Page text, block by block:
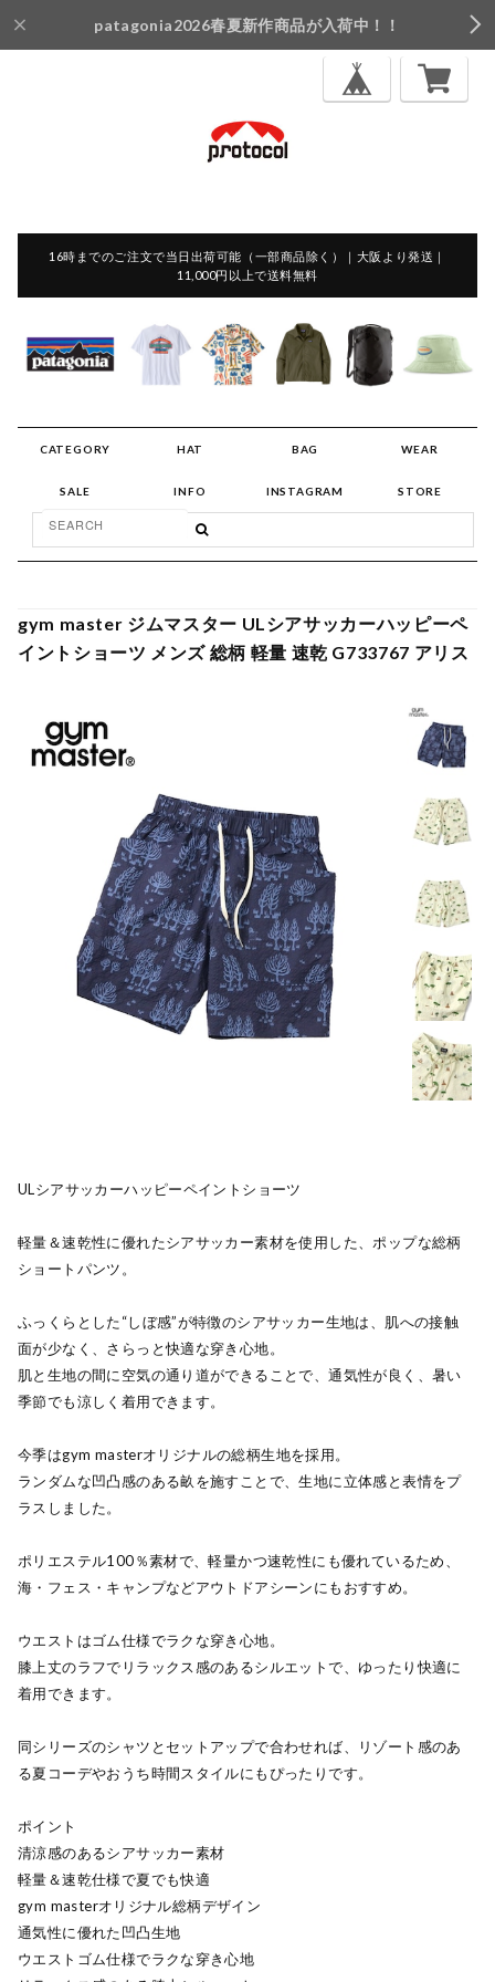
patagonia2026春夏新作商品が入荷中！！
16時までのご注文で当日出荷可能（一部商品除く）｜大阪より発送｜
11,000円以上で送料無料
CATEGORY HAT BAG WEAR
SALE INFO INSTAGRAM STORE
gym master ジムマスター ULシアサッカーハッピーペ
イントショーツ メンズ 総柄 軽量 速乾 G733767 アリス
ULシアサッカーハッピーペイントショーツ
軽量＆速乾性に優れたシアサッカー素材を使用した、ポップな総柄
ショートパンツ。
ふっくらとした“しぼ感”が特徴のシアサッカー生地は、肌への接触
面が少なく、さらっと快適な穿き心地。
肌と生地の間に空気の通り道ができることで、通気性が良く、暑い
季節でも涼しく着用できます。
今季はgym masterオリジナルの総柄生地を採用。
ランダムな凹凸感のある畝を施すことで、生地に立体感と表情をプ
ラスしました。
ポリエステル100％素材で、軽量かつ速乾性にも優れているため、
海・フェス・キャンプなどアウトドアシーンにもおすすめ。
ウエストはゴム仕様でラクな穿き心地。
膝上丈のラフでリラックス感のあるシルエットで、ゆったり快適に
着用できます。
同シリーズのシャツとセットアップで合わせれば、リゾート感のあ
る夏コーデやおうち時間スタイルにもぴったりです。
ポイント
清涼感のあるシアサッカー素材
軽量＆速乾仕様で夏でも快適
gym masterオリジナル総柄デザイン
通気性に優れた凹凸生地
ウエストゴム仕様でラクな穿き心地